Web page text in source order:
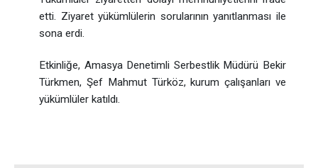
etti. Ziyaret yükümlülerin sorularının yanıtlanması ile
sona erdi.
Etkinliğe, Amasya Denetimli Serbestlik Müdürü Bekir
Türkmen, Şef Mahmut Türköz, kurum çalışanları ve
yükümlüler katıldı.